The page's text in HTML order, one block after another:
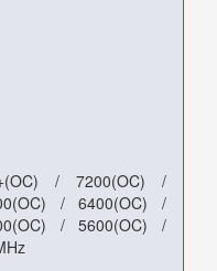
/ 7200(OC) /
/ 6400(OC) /
/ 5600(OC) /